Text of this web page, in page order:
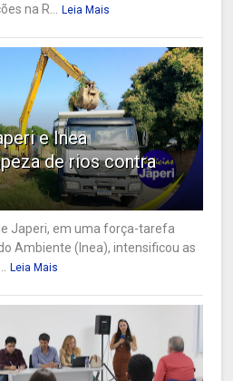
na R...
Leia Mais
e Inea
de rios contra
Japeri, em uma força-tarefa
Ambiente (Inea), intensificou as
Leia Mais